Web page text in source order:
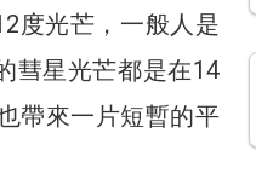
度光芒，一般人是
彗星光芒都是在14
帶來一片短暫的平